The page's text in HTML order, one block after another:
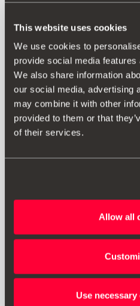
This website uses cookies
We use cookies to
provide social media
We also share information
our social media, advertising
may combine it with other
provided to them or that
of their services.
Allow all
Use
Produkt Unterlagen
Die Aluminiumpedale
sportlichen Charakter Ihres
ihrer Gummioberfläche auch
Wichtig: Fußablage nicht im
Zusatzinformation: Die OT-
5FA071750 3Q7 (nicht
Unverbindliche